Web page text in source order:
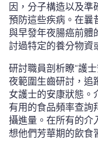
因，分子構造以及準
預防這些疾病。在曩
與早發年夜腸癌前體
討過特定的養分物資
研討職員剖析瞭“護
夜範圍生齒研討，
女護士的安康狀態。
有用的食品頻率查詢
攝進量。在所有的介
想他們芳華期的飲食